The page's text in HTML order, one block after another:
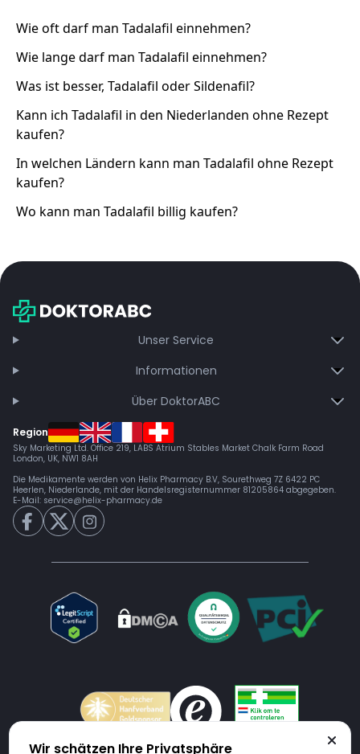
Wie oft darf man Tadalafil einnehmen?
Wie lange darf man Tadalafil einnehmen?
Was ist besser, Tadalafil oder Sildenafil?
Kann ich Tadalafil in den Niederlanden ohne Rezept
kaufen?
In welchen Ländern kann man Tadalafil ohne Rezept
kaufen?
Wo kann man Tadalafil billig kaufen?
Unser Service
Informationen
Über DoktorABC
Region
Sky Marketing Ltd. Office 219, LABS Atrium Stables Market Chalk Farm Road
London, UK, NW1 8AH
Die Medikamente werden von Helix Pharmacy B.V, Sourethweg 7Z 6422 PC
Heerlen, Niederlande, mit der Handelsregisternummer 81205864 abgegeben.
E-Mail: service@helix-pharmacy.de
Wir schätzen Ihre Privatsphäre